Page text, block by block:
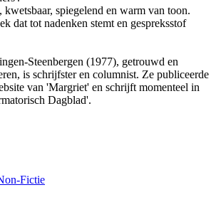
kwetsbaar, spiegelend en warm van toon.
dat tot nadenken stemt en gespreksstof
Steenbergen (1977), getrouwd en
is schrijfster en columnist. Ze publiceerde
van 'Margriet' en schrijft momenteel in
Dagblad'.
Fictie